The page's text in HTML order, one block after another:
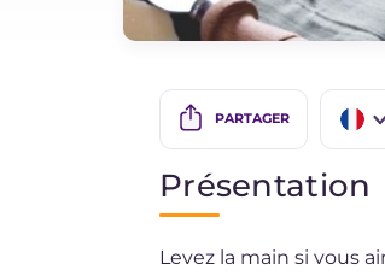
Instagram
PARTAGER
ES
Présentation
Levez la main si vous